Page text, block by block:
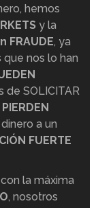
hemos
y la
FRAUDE, ya
nos lo han
de SOLICITAR
a un
FUERTE
la máxima
, nosotros